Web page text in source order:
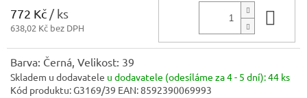
772 Kč / ks
638,02 Kč bez DPH
Barva: Černá, Velikost: 39
Skladem u dodavatele u dodavatele (odesíláme za 4 - 5 dní):44 ks
Kód produktu:G3169/39 EAN:8592390069993